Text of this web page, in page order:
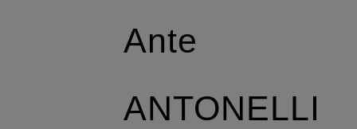
Ante
ANTONELLI